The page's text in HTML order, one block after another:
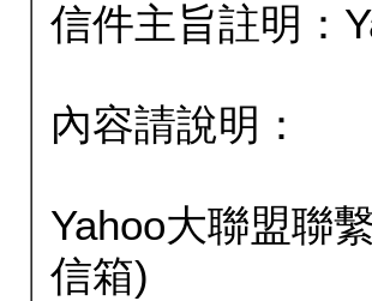
信件主旨註明：
內容請說明：
Yahoo大聯盟聯
信箱)